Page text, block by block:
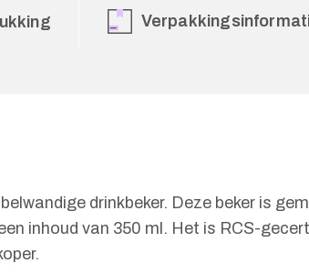
drinkbeker. Deze beker is
inhoud van 350 ml. Het is RCS-